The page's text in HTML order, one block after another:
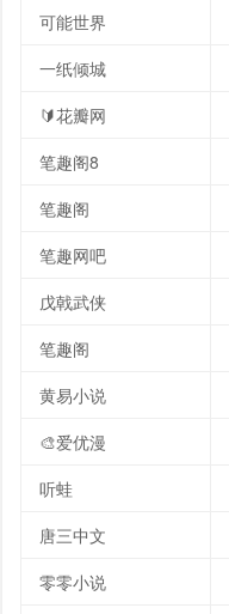
可能世界
一纸倾城
🔰花瓣网
笔趣阁8
笔趣阁
笔趣网吧
戊戟武侠
笔趣阁
黄易小说
🎨爱优漫
听蛙
唐三中文
零零小说